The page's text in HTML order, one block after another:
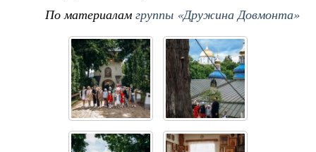
По материаламгруппы «Дружина Довмонта»